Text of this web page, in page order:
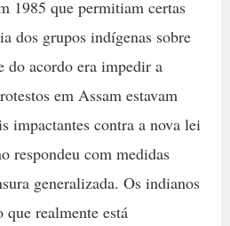
1985 que permitiam certas
dos grupos indígenas sobre
do acordo era impedir a
em Assam estavam
impactantes contra a nova lei
respondeu com medidas
generalizada. Os indianos
realmente está